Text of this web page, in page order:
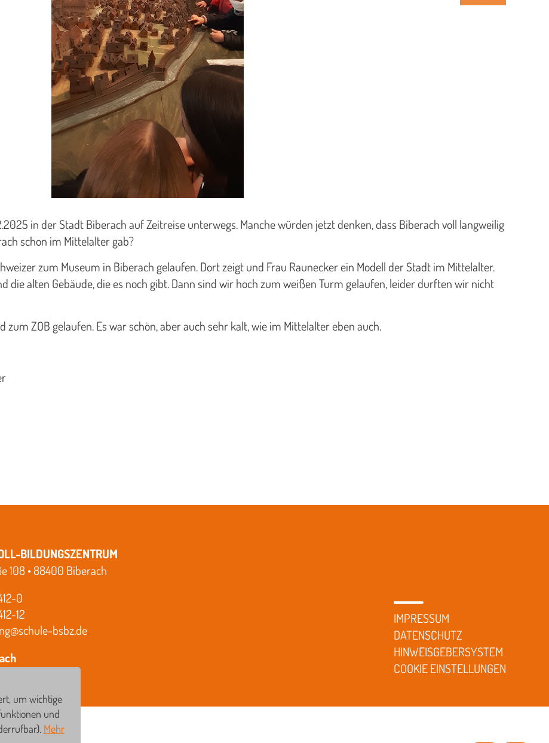
in der Stadt Biberach auf Zeitreise unterwegs. Manche würden jetzt denken, dass Biberach voll langweilig
schon im Mittelalter gab?
zum Museum in Biberach gelaufen. Dort zeigt und Frau Raunecker ein Modell der Stadt im Mittelalter.
die alten Gebäude, die es noch gibt. Dann sind wir hoch zum weißen Turm gelaufen, leider durften wir nicht
ZOB gelaufen. Es war schön, aber auch sehr kalt, wie im Mittelalter eben auch.
BILDUNGSZENTRUM
108 • 88400 Biberach
0
12
bsbz.de
IMPRESSUM
DATENSCHUTZ
HINWEISGEBERSYSTEM
COOKIE EINSTELLUNGEN
um wichtige
und
Mehr